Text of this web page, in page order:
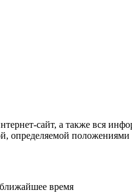
сайт, а также вся
определяемой
время